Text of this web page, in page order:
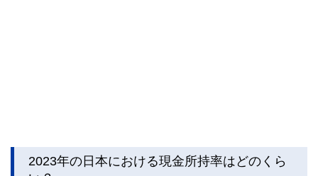
2023年の日本における現金所持率はどのくら